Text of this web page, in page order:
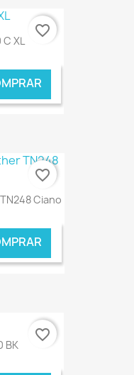
XL
€ ONLINE
favorite_border
Ciano
favorite_border
BK
favorite_border